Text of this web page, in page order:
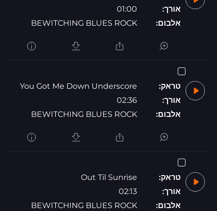
אורך:
01:00
אלבום:
BEWITCHING BLUES ROCK
טראק:
You Got Me Down Underscore
אורך:
02:36
אלבום:
BEWITCHING BLUES ROCK
טראק:
Out Til Sunrise
אורך:
02:13
אלבום:
BEWITCHING BLUES ROCK